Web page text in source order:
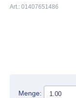
Art.: 01407651486
Menge: